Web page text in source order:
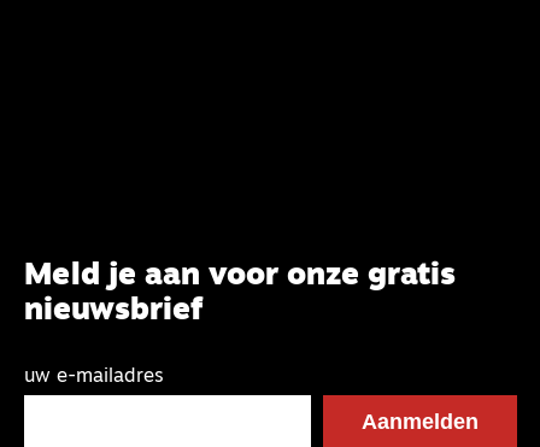
Meld je aan voor onze gratis
nieuwsbrief
uw e-mailadres